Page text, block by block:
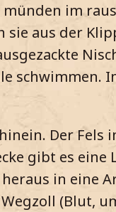
im
sie aus der
schwimmen.
Der Fels
gibt es
in eine
(Blut,